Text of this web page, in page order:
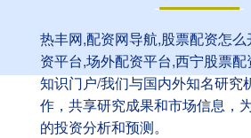
热丰网,配资网导航,股票配资怎
资平台,场外配资平台,西宁股票
知识门户/我们与国内外知名研究
作，共享研究成果和市场信息，
的投资分析和预测。